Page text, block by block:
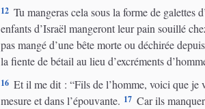
12 Tu mangeras cela sous la forme de galettes
enfants d’Israël mangeront leur pain souillé
pas mangé d’une bête morte ou déchirée
la fiente de bétail au lieu d’excréments
16 Et il me dit : “Fils de l’homme, voici que je
mesure et dans l’épouvante. 17 Car ils